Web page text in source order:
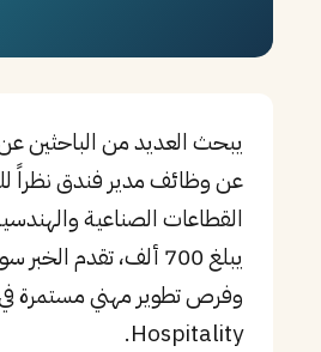
يبحث العديد من الباحثين
عن وظائف مدير فندق نظراً
القطاعات الصناعية
يبلغ 700 ألف، تقدم
وفرص تطوير مهني مستمرة
Hospitality.